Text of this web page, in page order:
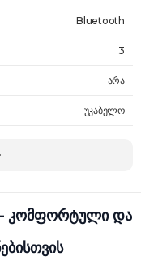
Bluetooth
3
არა
უკაბელო
კომფორტული და